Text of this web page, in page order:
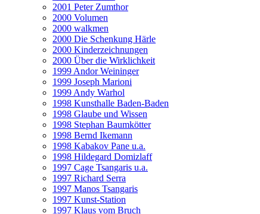
2001 Peter Zumthor
2000 Volumen
2000 walkmen
2000 Die Schenkung Härle
2000 Kinderzeichnungen
2000 Über die Wirklichkeit
1999 Andor Weininger
1999 Joseph Marioni
1999 Andy Warhol
1998 Kunsthalle Baden-Baden
1998 Glaube und Wissen
1998 Stephan Baumkötter
1998 Bernd Ikemann
1998 Kabakov Pane u.a.
1998 Hildegard Domizlaff
1997 Cage Tsangaris u.a.
1997 Richard Serra
1997 Manos Tsangaris
1997 Kunst-Station
1997 Klaus vom Bruch